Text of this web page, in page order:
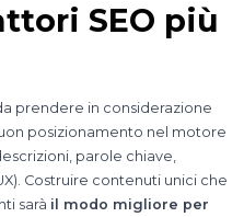
SEO più
prendere in considerazione
posizionamento nel motore
parole chiave,
Costruire contenuti unici che
sarà il modo migliore per